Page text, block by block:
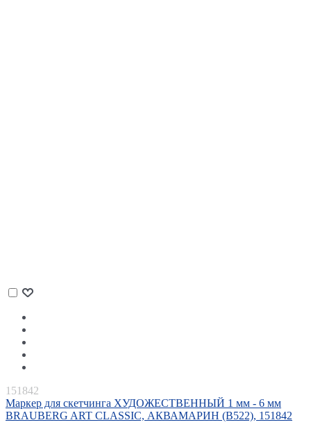
151842
Маркер для скетчинга ХУДОЖЕСТВЕННЫЙ 1 мм - 6 мм
BRAUBERG ART CLASSIC, АКВАМАРИН (B522), 151842